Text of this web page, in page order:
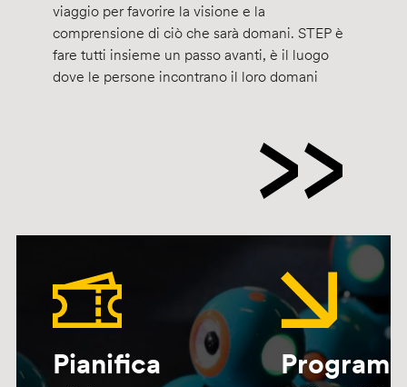
viaggio per favorire la visione e la
comprensione di ciò che sarà domani. STEP è
fare tutti insieme un passo avanti, è il luogo
dove le persone incontrano il loro domani
Pianifica